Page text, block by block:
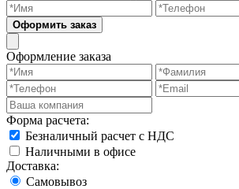
Оформить заказ
Оформление заказа
Форма расчета:
Безналичный расчет с НДС
Наличными в офисе
Доставка:
Самовывоз